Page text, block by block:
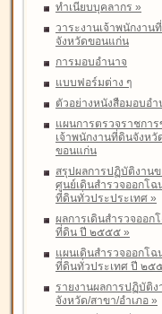
ทำเนียบบุคลากร »
วาระงานเจ้าพนักงาน
จังหวัดขอนแก่น
การมอบอำนาจ
แบบฟอร์มต่าง ๆ
ตัวอย่างหนังสือมอบอำ
แผนการตรวจราชการ
เจ้าพนักงานที่ดินจังหวั
ขอนแก่น
สรุปผลการปฏิบัติงานข
ศูนย์เดินสำรวจออกโฉ
ที่ดินทั่วประประเทศ »
ผลการเดินสำรวจออก
ที่ดิน ปี ๒๕๕๕ »
แผนเดินสำรวจออกโฉ
ที่ดินทั่วประเทศ ปี ๒๕
รายงานผลการปฏิบัติง
จังหวัด/สาขา/อำเภอ »